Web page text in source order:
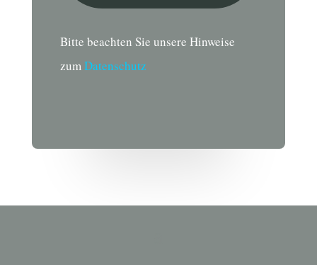
Bitte beachten Sie unsere Hinweise
zumDatenschutz